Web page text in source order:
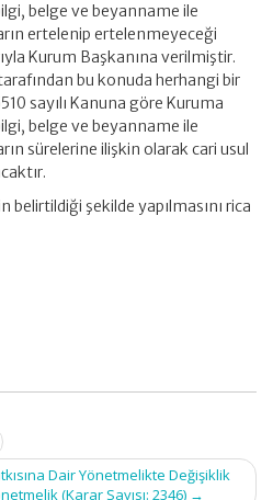
belge ve beyanname ile
ertelenip ertelenmeyeceği
Kurum Başkanına verilmiştir.
bu konuda herhangi bir
sayılı Kanuna göre Kuruma
belge ve beyanname ile
sürelerine ilişkin olarak cari usul
şekilde yapılmasını rica
Dair Yönetmelikte Değişiklik
(Karar Sayısı: 2346) →